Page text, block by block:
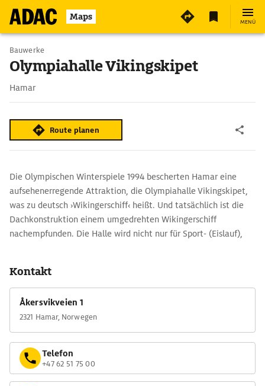
Maps MENÜ
Bauwerke
Olympiahalle Vikingskipet
Hamar
Route planen
Die Olympischen Winterspiele 1994 bescherten Hamar eine
aufsehenerregende Attraktion, die Olympiahalle Vikingskipet,
was zu deutsch ›Wikingerschiff‹ heißt. Und tatsächlich ist die
Dachkonstruktion einem umgedrehten Wikingerschiff
nachempfunden. Die Halle wird nicht nur für Sport- (Eislauf),
Kontakt
Åkersvikveien 1
2321 Hamar, Norwegen
Telefon
+47 62 51 75 00